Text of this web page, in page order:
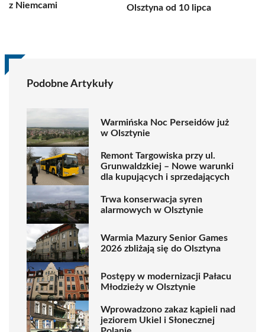
z Niemcami
Olsztyna od 10 lipca
Podobne Artykuły
Warmińska Noc Perseidów już
w Olsztynie
Remont Targowiska przy ul.
Grunwaldzkiej – Nowe warunki
dla kupujących i sprzedających
Trwa konserwacja syren
alarmowych w Olsztynie
Warmia Mazury Senior Games
2026 zbliżają się do Olsztyna
Postępy w modernizacji Pałacu
Młodzieży w Olsztynie
Wprowadzono zakaz kąpieli nad
jeziorem Ukiel i Słonecznej